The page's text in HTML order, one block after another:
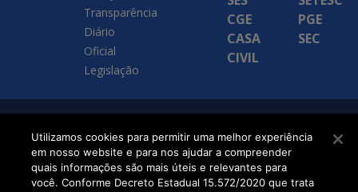
Transparência
Diário
Oficial
Legislação
CGE
CASA
CIVIL
PGE
SEC
SETDIG | Secretaria-
Executiva de
Transformação Digital
Utilizamos cookies para permitir uma melhor experiência
em nosso website e para nos ajudar a compreender
quais informações são mais úteis e relevantes para
você. Conforme Decreto Estadual 15.572/2020 que trata